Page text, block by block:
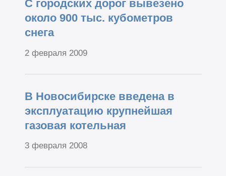
С городских дорог вывезено
около 900 тыс. кубометров
снега
2 февраля 2009
В Новосибирске введена в
эксплуатацию крупнейшая
газовая котельная
3 февраля 2008